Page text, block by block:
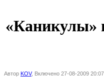
«Каникулы»
Автор KOV, Включено 27-08-2009 20:07